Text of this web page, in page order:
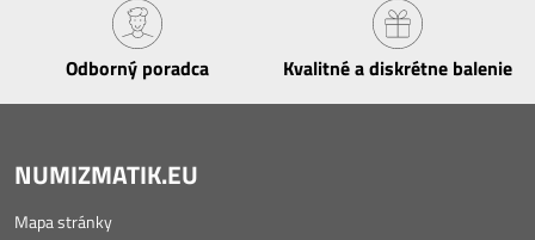
Odborný poradca Kvalitné a diskrétne balenie
NUMIZMATIK.EU
Mapa stránky